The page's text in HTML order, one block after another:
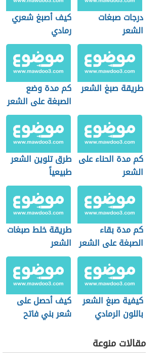
درجات صبغات
الشعر
كيف أصبغ شعري
رمادي
طريقة صبغ الشعر
كم مدة وضع
الصبغة على الشعر
كم مدة الحناء على
الشعر
طرق تلوين الشعر
طبيعياً
كم مدة بقاء
الصبغة على الشعر
طريقة خلط صبغات
الشعر
كيفية صبغ الشعر
باللون الرمادي
كيف أحصل على
شعر بني فاتح
مقالات منوعة